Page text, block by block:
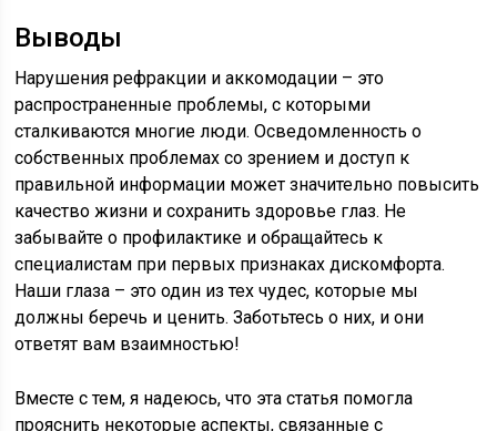
Выводы
Нарушения рефракции и аккомодации – это
распространенные проблемы, с которыми
сталкиваются многие люди. Осведомленность о
собственных проблемах со зрением и доступ к
правильной информации может значительно повысить
качество жизни и сохранить здоровье глаз. Не
забывайте о профилактике и обращайтесь к
специалистам при первых признаках дискомфорта.
Наши глаза – это один из тех чудес, которые мы
должны беречь и ценить. Заботьтесь о них, и они
ответят вам взаимностью!
Вместе с тем, я надеюсь, что эта статья помогла
прояснить некоторые аспекты, связанные с